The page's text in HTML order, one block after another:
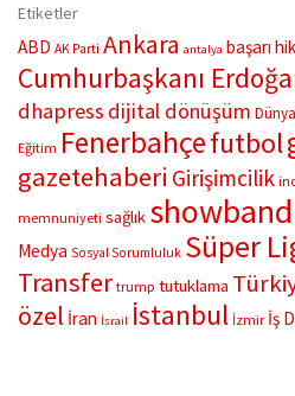
buluşturdu. Yoğun katılımla
ve...
Etiketler
ABD AK Parti Ankara antalya başarı
Cumhurbaşkanı
dhapress dijital dönüşüm
Eğitim Fenerbahçefutbol
gazetehaberi Girişimcilik
memnuniyeti sağlık showband
Medya Sosyal Sorumluluk Süper
Transfer trump tutuklama
özel İran İsrail İstanbul İzmir İş